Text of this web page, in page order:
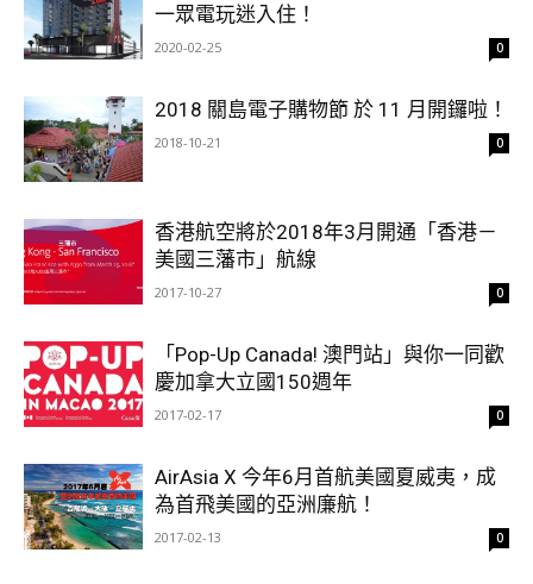
一眾電玩迷入住！
2020-02-25 0
2018 關島電子購物節 於 11 月開鑼啦！
2018-10-21 0
香港航空將於2018年3月開通「香港－
美國三藩市」航線
2017-10-27 0
「Pop-Up Canada! 澳門站」與你一同歡
慶加拿大立國150週年
2017-02-17 0
AirAsia X 今年6月首航美國夏威夷，成
為首飛美國的亞洲廉航！
2017-02-13 0